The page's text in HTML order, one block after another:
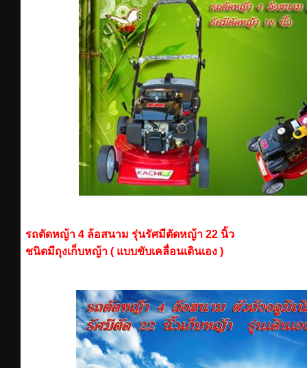
รถตัดหญ้า 4 ล้อสนาม รุ่นรัศมีตัดหญ้า 22 นิ้ว
ชนิดมีถุงเก็บหญ้า ( แบบขับเคลื่อนเดินเอง )